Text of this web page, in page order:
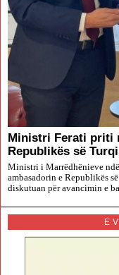
Ministri Ferati priti
Republikës së
Ministri i Marrëdhënieve
ambasadorin e Republikës
diskutuan për avancimin e